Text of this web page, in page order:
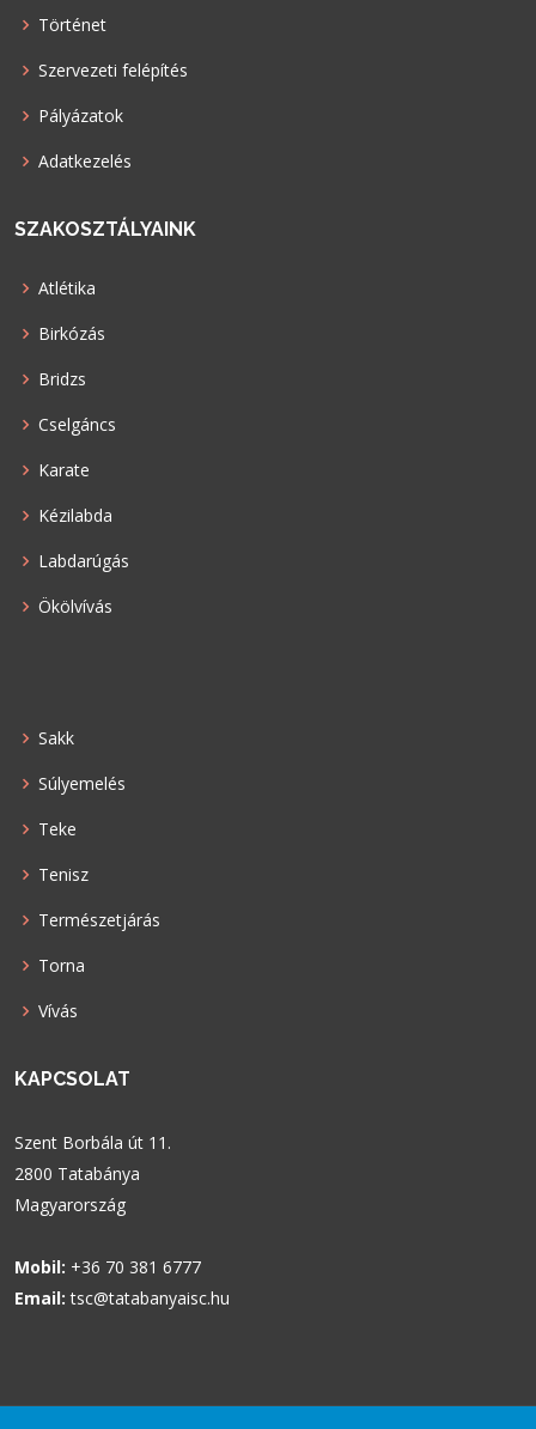
Történet
Szervezeti felépítés
Pályázatok
Adatkezelés
SZAKOSZTÁLYAINK
Atlétika
Birkózás
Bridzs
Cselgáncs
Karate
Kézilabda
Labdarúgás
Ökölvívás
Sakk
Súlyemelés
Teke
Tenisz
Természetjárás
Torna
Vívás
KAPCSOLAT
Szent Borbála út 11.
2800 Tatabánya
Magyarország
Mobil: +36 70 381 6777
Email: tsc@tatabanyaisc.hu